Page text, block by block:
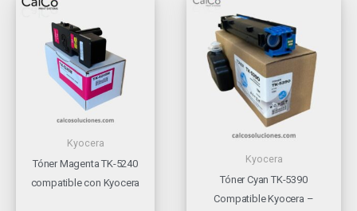
Kyocera
Tóner Magenta TK-5240
compatible con Kyocera
Kyocera
Tóner Cyan TK-5390
Compatible Kyocera –